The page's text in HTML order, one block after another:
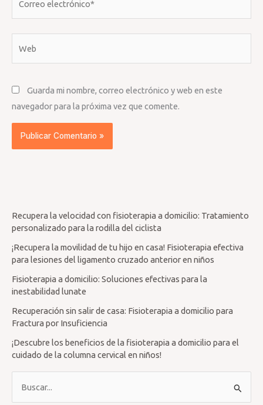
Guarda mi nombre, correo electrónico y web en este
navegador para la próxima vez que comente.
Recupera la velocidad con fisioterapia a domicilio: Tratamiento
personalizado para la rodilla del ciclista
¡Recupera la movilidad de tu hijo en casa! Fisioterapia efectiva
para lesiones del ligamento cruzado anterior en niños
Fisioterapia a domicilio: Soluciones efectivas para la
inestabilidad lunate
Recuperación sin salir de casa: Fisioterapia a domicilio para
Fractura por Insuficiencia
¡Descubre los beneficios de la fisioterapia a domicilio para el
cuidado de la columna cervical en niños!